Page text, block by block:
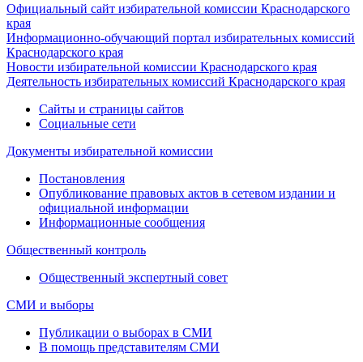
Официальный сайт избирательной комиссии Краснодарского
края
Информационно-обучающий портал избирательных комиссий
Краснодарского края
Новости избирательной комиссии Краснодарского края
Деятельность избирательных комиссий Краснодарского края
Сайты и страницы сайтов
Социальные сети
Документы избирательной комиссии
Постановления
Опубликование правовых актов в сетевом издании и
официальной информации
Информационные сообщения
Общественный контроль
Общественный экспертный совет
СМИ и выборы
Публикации о выборах в СМИ
В помощь представителям СМИ